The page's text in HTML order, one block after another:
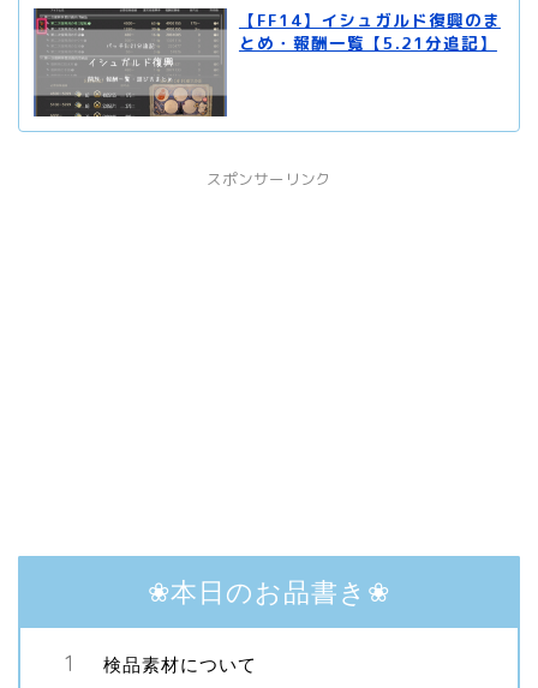
【FF14】イシュガルド復興のま
とめ・報酬一覧【5.21分追記】
スポンサーリンク
❀本日のお品書き❀
検品素材について